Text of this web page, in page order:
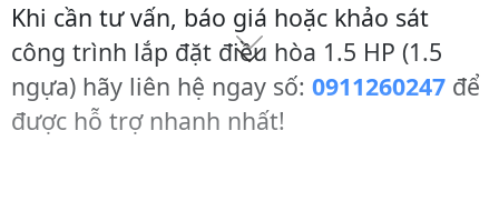
Khi cần tư vấn, báo giá hoặc khảo sát
công trình lắp đặt điều hòa 1.5 HP (1.5
ngựa) hãy liên hệ ngay số: 0911260247 để
được hỗ trợ nhanh nhất!